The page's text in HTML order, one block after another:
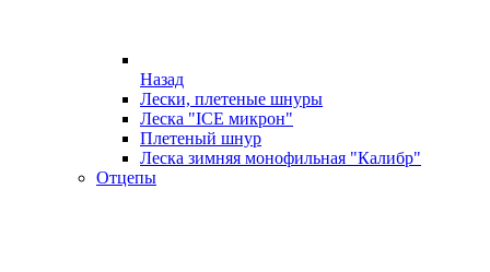
Назад
Лески, плетеные шнуры
Леска "ICE микрон"
Плетеный шнур
Леска зимняя монофильная "Калибр"
Отцепы